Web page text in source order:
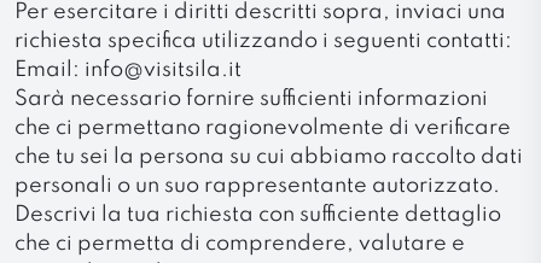
Per esercitare i diritti descritti sopra, inviaci una
richiesta specifica utilizzando i seguenti contatti:
Email: info@visitsila.it
Sarà necessario fornire sufficienti informazioni
che ci permettano ragionevolmente di verificare
che tu sei la persona su cui abbiamo raccolto dati
personali o un suo rappresentante autorizzato.
Descrivi la tua richiesta con sufficiente dettaglio
che ci permetta di comprendere, valutare e